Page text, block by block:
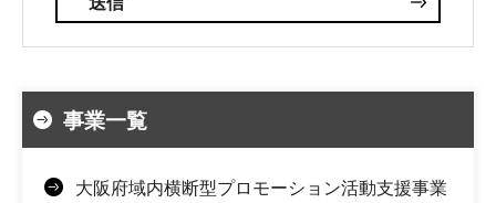
事業一覧
大阪府域内横断型プロモーション活動支援事業